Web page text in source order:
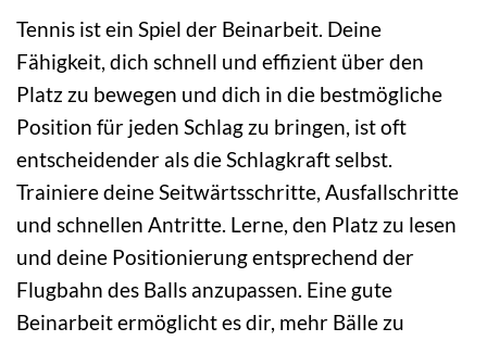
Tennis ist ein Spiel der Beinarbeit. Deine
Fähigkeit, dich schnell und effizient über den
Platz zu bewegen und dich in die bestmögliche
Position für jeden Schlag zu bringen, ist oft
entscheidender als die Schlagkraft selbst.
Trainiere deine Seitwärtsschritte, Ausfallschritte
und schnellen Antritte. Lerne, den Platz zu lesen
und deine Positionierung entsprechend der
Flugbahn des Balls anzupassen. Eine gute
Beinarbeit ermöglicht es dir, mehr Bälle zu